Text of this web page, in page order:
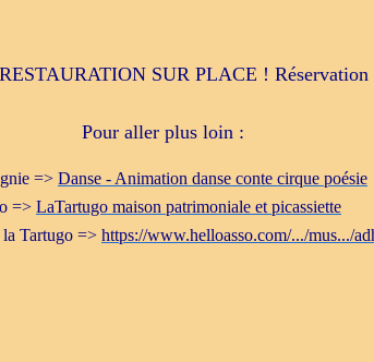
SUR PLACE ! Réservation
Pour aller plus loin :
=> Danse - Animation danse conte cirque poésie
=> LaTartugo maison patrimoniale et picassiette
la Tartugo => https://www.helloasso.com/.../mus.../